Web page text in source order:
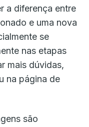
a diferença entre
e uma nova
se
nas etapas
mais dúvidas,
na página de
são